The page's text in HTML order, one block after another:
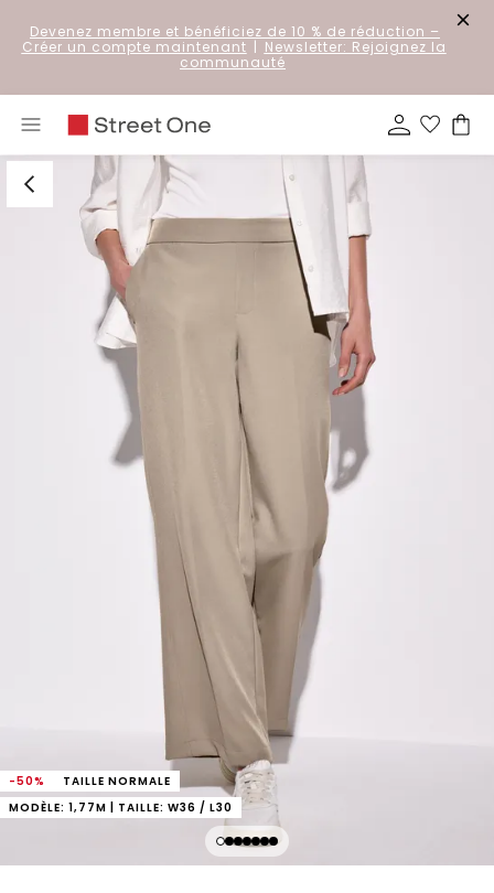
Devenez membre et bénéficiez de 10 % de réduction –
Créer un compte maintenant | Newsletter: Rejoignez la
communauté
-50%
TAILLE NORMALE
MODÈLE: 1,77M | TAILLE: W36 / L30